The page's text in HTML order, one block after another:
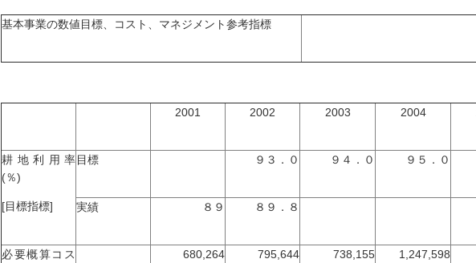
基本事業の数値目標、コスト、マネジメント参考指標
2001 2002 2003 2004
耕地利用率
(％)
[目標指標]
目標 ９３．０ ９４．０ ９５．０
実績 ８９ ８９．８
必要概算コス
680,264 795,644 738,155 1,247,598